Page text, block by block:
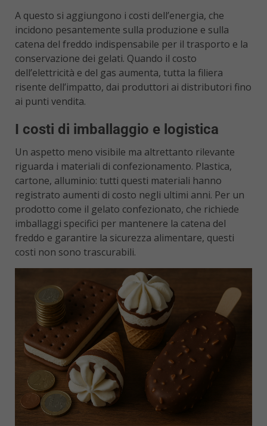
A questo si aggiungono i costi dell’energia, che
incidono pesantemente sulla produzione e sulla
catena del freddo indispensabile per il trasporto e la
conservazione dei gelati. Quando il costo
dell’elettricità e del gas aumenta, tutta la filiera
risente dell’impatto, dai produttori ai distributori fino
ai punti vendita.
I costi di imballaggio e logistica
Un aspetto meno visibile ma altrettanto rilevante
riguarda i materiali di confezionamento. Plastica,
cartone, alluminio: tutti questi materiali hanno
registrato aumenti di costo negli ultimi anni. Per un
prodotto come il gelato confezionato, che richiede
imballaggi specifici per mantenere la catena del
freddo e garantire la sicurezza alimentare, questi
costi non sono trascurabili.